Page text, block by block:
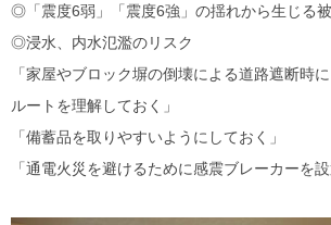
◎「震度6弱」「震度6強」の揺れから生じる
◎浸水、内水氾濫のリスク
「家屋やブロック塀の倒壊による道路遮断時
ルートを理解しておく」
「備蓄品を取りやすいようにしておく」
「通電火災を避けるために感震ブレーカーを